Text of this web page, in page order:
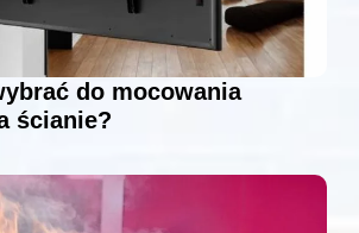
do mocowania
ścianie?